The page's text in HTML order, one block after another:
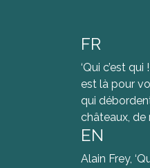
FR
‘Qui c’est
est là pour
qui
châteaux, de
EN
Alain Frey,